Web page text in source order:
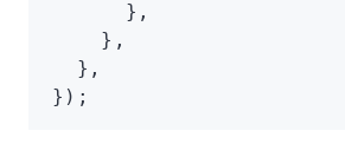
      }
,
    }
,
  }
,
});